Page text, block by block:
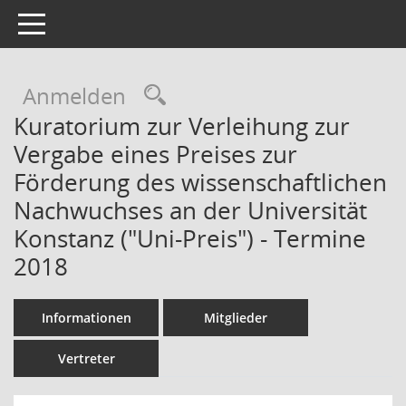
Toggle navigation
Anmelden Rechercheauswahl
Kuratorium zur Verleihung zur
Vergabe eines Preises zur
Förderung des wissenschaftlichen
Nachwuchses an der Universität
Konstanz ("Uni-Preis") - Termine
2018
Informationen Mitglieder
Vertreter